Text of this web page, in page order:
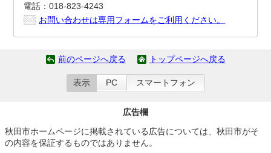
電話：018-823-4243
お問い合わせは専用フォームをご利用ください。
前のページへ戻る トップページへ戻る
表示 PC スマートフォン
広告欄
秋田市ホームページに掲載されている広告については、秋田市がそ
の内容を保証するものではありません。